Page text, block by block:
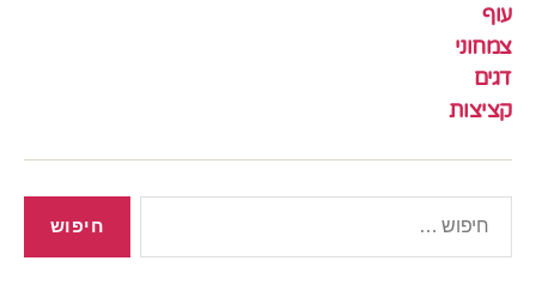
עוף
צמחוני
דגים
קציצות